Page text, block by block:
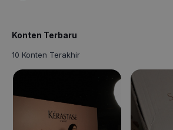
Konten Terbaru
10 Konten Terakhir